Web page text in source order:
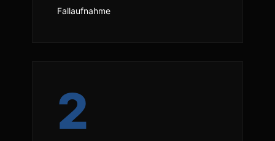
Fallaufnahme
2